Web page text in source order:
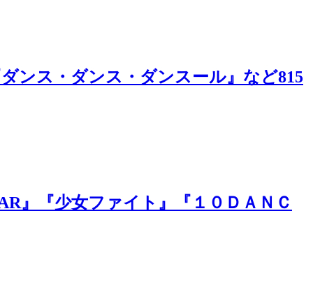
ンス・ダンス・ダンスール』など815
』『少女ファイト』『１０ＤＡＮＣ